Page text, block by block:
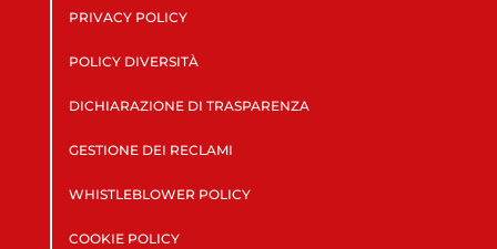
PRIVACY POLICY
POLICY DIVERSITÀ
DICHIARAZIONE DI TRASPARENZA
GESTIONE DEI RECLAMI
WHISTLEBLOWER POLICY
COOKIE POLICY